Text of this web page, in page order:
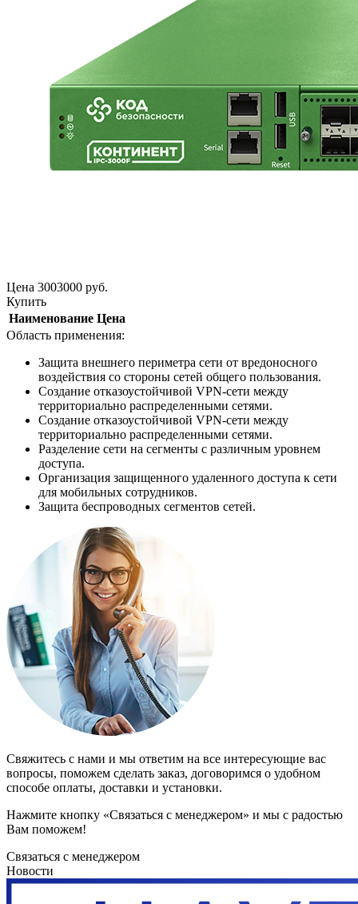
Цена 3003000 руб.
Купить
Наименование Цена
Область применения:
Защита внешнего периметра сети от вредоносного
воздействия со стороны сетей общего пользования.
Создание отказоустойчивой VPN-сети между
территориально распределенными сетями.
Создание отказоустойчивой VPN-сети между
территориально распределенными сетями.
Разделение сети на сегменты с различным уровнем
доступа.
Организация защищенного удаленного доступа к сети
для мобильных сотрудников.
Защита беспроводных сегментов сетей.
Свяжитесь с нами и мы ответим на все интересующие вас
вопросы, поможем сделать заказ, договоримся о удобном
способе оплаты, доставки и установки.
Нажмите кнопку «Связаться с менеджером» и мы с радостью
Вам поможем!
Связаться с менеджером
Новости